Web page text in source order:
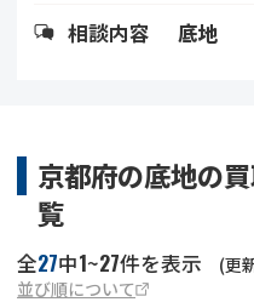
再建築不可
ゴミ屋敷
リースバック
不動産売却
訳あり不動産
土地売却
借地
相談内容 底地
京都府の底地の
覧
全27中1~27件を表示
(更
並び順について